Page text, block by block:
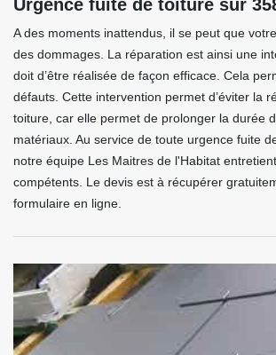
Urgence fuite de toiture sur
A des moments inattendus, il se peut que
des dommages. La réparation est ainsi une
doit d’être réalisée de façon efficace. Cela
défauts. Cette intervention permet d’éviter la
toiture, car elle permet de prolonger la durée
matériaux. Au service de toute urgence fuite
notre équipe Les Maitres de l'Habitat
compétents. Le devis est à récupérer
formulaire en ligne.